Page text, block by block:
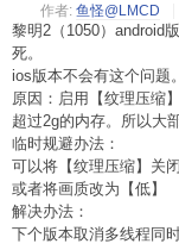
作者: 鱼怪@LMCD
黎明2（1050）android
死。
ios版本不会有这个问题。
原因：启用【纹理压缩
超过2g的内存。所以大
临时规避办法：
可以将【纹理压缩】关闭
或者将画质改为【低】
解决办法：
下个版本取消多线程同时